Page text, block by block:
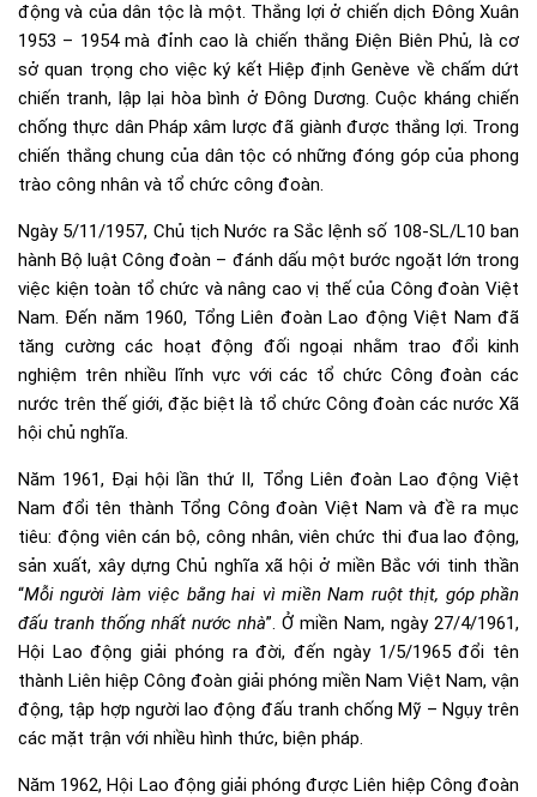
động và của dân tộc là một. Thắng lợi ở chiến dịch Đông Xuân
1953 – 1954 mà đỉnh cao là chiến thắng Điện Biên Phủ, là cơ
sở quan trọng cho việc ký kết Hiệp định Genève về chấm dứt
chiến tranh, lập lại hòa bình ở Đông Dương. Cuộc kháng chiến
chống thực dân Pháp xâm lược đã giành được thắng lợi. Trong
chiến thắng chung của dân tộc có những đóng góp của phong
trào công nhân và tổ chức công đoàn.
Ngày 5/11/1957, Chủ tịch Nước ra Sắc lệnh số 108-SL/L10 ban
hành Bộ luật Công đoàn – đánh dấu một bước ngoặt lớn trong
việc kiện toàn tổ chức và nâng cao vị thế của Công đoàn Việt
Nam. Đến năm 1960, Tổng Liên đoàn Lao động Việt Nam đã
tăng cường các hoạt động đối ngoại nhằm trao đổi kinh
nghiệm trên nhiều lĩnh vực với các tổ chức Công đoàn các
nước trên thế giới, đặc biệt là tổ chức Công đoàn các nước Xã
hội chủ nghĩa.
Năm 1961, Đại hội lần thứ II, Tổng Liên đoàn Lao động Việt
Nam đổi tên thành Tổng Công đoàn Việt Nam và đề ra mục
tiêu: động viên cán bộ, công nhân, viên chức thi đua lao động,
sản xuất, xây dựng Chủ nghĩa xã hội ở miền Bắc với tinh thần
“Mỗi người làm việc bằng hai vì miền Nam ruột thịt, góp phần
đấu tranh thống nhất nước nhà”. Ở miền Nam, ngày 27/4/1961,
Hội Lao động giải phóng ra đời, đến ngày 1/5/1965 đổi tên
thành Liên hiệp Công đoàn giải phóng miền Nam Việt Nam, vận
động, tập hợp người lao động đấu tranh chống Mỹ – Ngụy trên
các mặt trận với nhiều hình thức, biện pháp.
Năm 1962, Hội Lao động giải phóng được Liên hiệp Công đoàn